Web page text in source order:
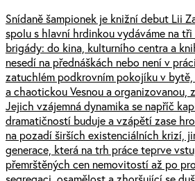
Snídaně šampionek je knižní debut Lii
spolu s hlavní hrdinkou vydáváme na
brigády: do kina, kulturního centra a
nesedí na přednáškách nebo není v
zatuchlém podkrovním pokojíku v
a chaotickou Vesnou a organizovanou,
Jejich vzájemná dynamika se napříč
dramatičností buduje a vzápětí zase
na pozadí širších existenciálních krizí,
generace, která na trh práce teprve
přemrštěných cen nemovitostí až po